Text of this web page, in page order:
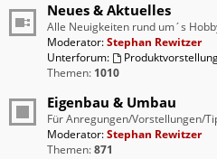
Neues & Aktuelles
Alle Neuigkeiten rund um´s
Moderator:Stephan Rewitzer
Unterforum:
Themen: 1010
Eigenbau & Umbau
Für Anregungen/Vorstellungen/
Moderator:Stephan Rewitzer
Themen:871